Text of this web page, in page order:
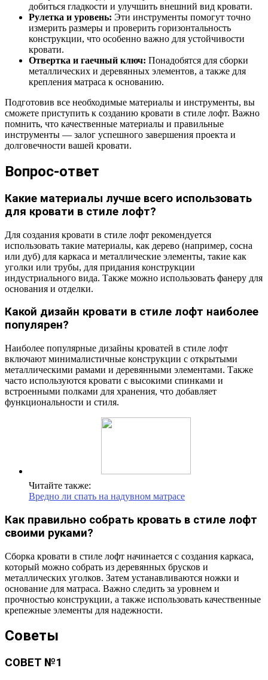
добиться гладкости и улучшить внешний вид кровати.
Рулетка и уровень: Эти инструменты помогут точно
измерить размеры и проверить горизонтальность
конструкции, что особенно важно для устойчивости
кровати.
Отвертка и гаечный ключ: Понадобятся для сборки
металлических и деревянных элементов, а также для
крепления матраса к основанию.
Подготовив все необходимые материалы и инструменты, вы
сможете приступить к созданию кровати в стиле лофт. Важно
помнить, что качественные материалы и правильные
инструменты — залог успешного завершения проекта и
долговечности вашей кровати.
Вопрос-ответ
Какие материалы лучше всего использовать
для кровати в стиле лофт?
Для создания кровати в стиле лофт рекомендуется
использовать такие материалы, как дерево (например, сосна
или дуб) для каркаса и металлические элементы, такие как
уголки или трубы, для придания конструкции
индустриального вида. Также можно использовать фанеру для
основания и отделки.
Какой дизайн кровати в стиле лофт наиболее
популярен?
Наиболее популярные дизайны кроватей в стиле лофт
включают минималистичные конструкции с открытыми
металлическими рамами и деревянными элементами. Также
часто используются кровати с высокими спинками и
встроенными полками для хранения, что добавляет
функциональности и стиля.
Читайте также:
Вредно ли спать на надувном матрасе
Как правильно собрать кровать в стиле лофт
своими руками?
Сборка кровати в стиле лофт начинается с создания каркаса,
который можно собрать из деревянных брусков и
металлических уголков. Затем устанавливаются ножки и
основание для матраса. Важно следить за уровнем и
прочностью конструкции, а также использовать качественные
крепежные элементы для надежности.
Советы
СОВЕТ №1